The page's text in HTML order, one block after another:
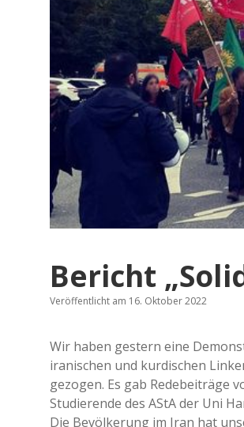
Bericht
Veröffentlicht am 16. Oktober 2022
Wir haben gestern eine
iranischen und kurdischen
gezogen. Es gab Redebeiträge
Studierende des AStA der Uni
Die Bevölkerung im Iran hat